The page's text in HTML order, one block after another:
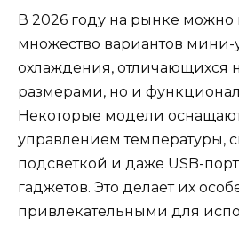
В 2026 году на рынке можно
множество вариантов мини-
охлаждения, отличающихся
размерами, но и
Некоторые модели
управлением температуры,
подсветкой и даже USB-
гаджетов. Это делает их
привлекательными для